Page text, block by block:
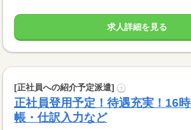
求人詳細を見る
[正社員への紹介予定派遣] ?
正社員登用予定！待遇充実！16
帳・仕訳入力など